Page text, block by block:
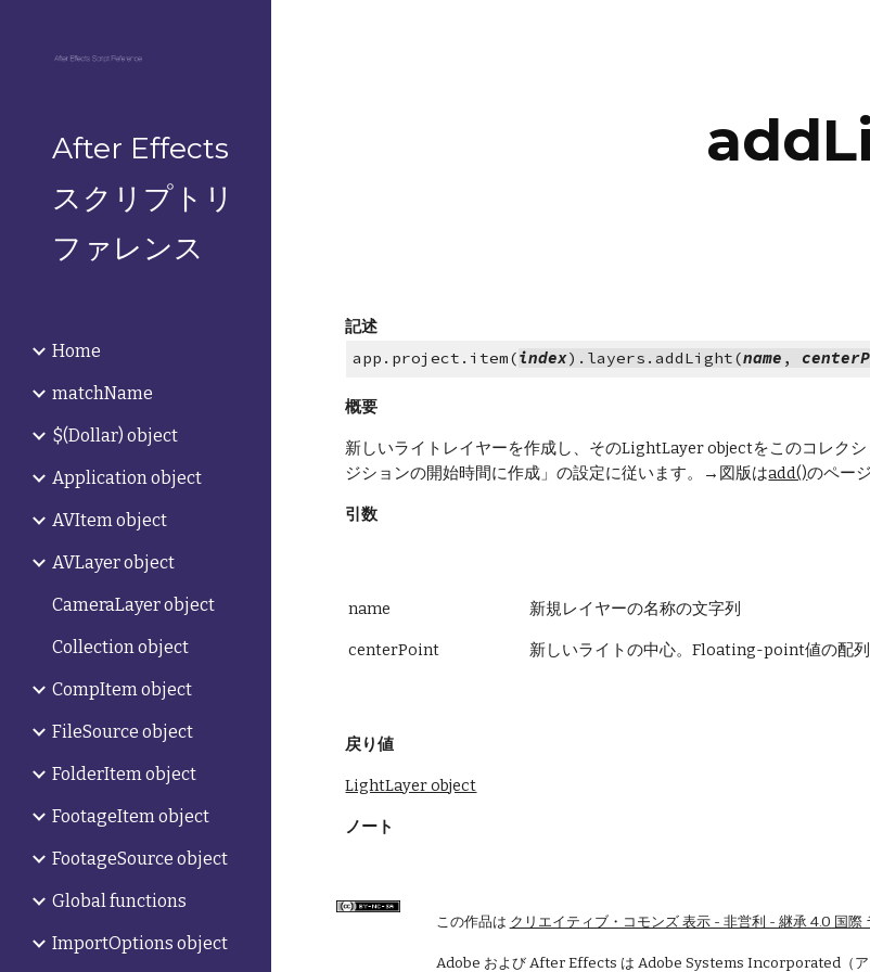
After Effects
スクリプトリ
ファレンス
Home
matchName
$(Dollar) object
Application object
AVItem object
AVLayer object
CameraLayer object
Collection object
CompItem object
FileSource object
FolderItem object
FootageItem object
FootageSource object
Global functions
ImportOptions object
記述
app.project.item(index).layers.addLight(name ,
概要
新しいライトレイヤーを作成し、そのLightLayer objectをこのコレク
ジションの開始時間に作成」の設定に従います。→図版はadd()のペー
引数
name
centerPoint
新規レイヤーの名称の文字列
新しいライトの中心。Floating-point値の配列
戻り値
LightLayer object
ノート
この作品は クリエイティブ・コモンズ 表示 - 非営利 - 継承 4.0 国際
Adobe および After Effects は Adobe Systems Incorporated（ア